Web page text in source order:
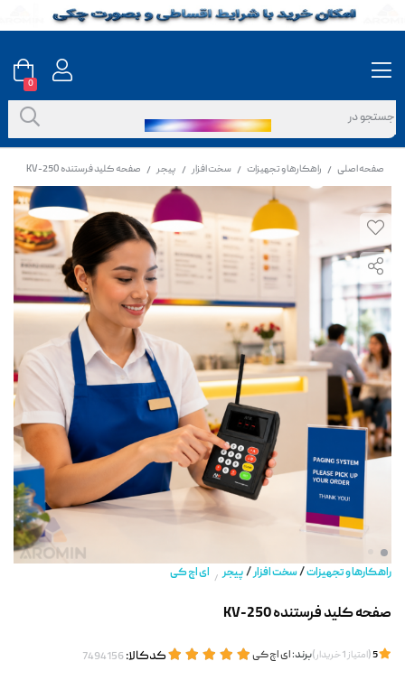
صفحه اصلی / راهکارها و تجهیزات / سخت افزار / پیجر / صفحه کلید فرستنده KV-250
راهکارها و تجهیزات/سخت افزار/پیجر / ای اچ کی
صفحه کلید فرستنده KV-250
(امتیاز1خریدار)برند:ای اچ کی کدکالا:
0